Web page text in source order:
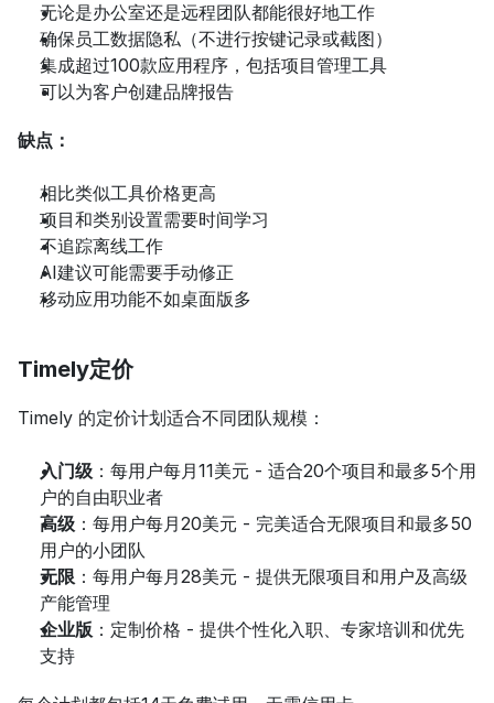
无论是办公室还是远程团队都能很好地工作
确保员工数据隐私（不进行按键记录或截图）
集成超过100款应用程序，包括项目管理工具
可以为客户创建品牌报告
缺点：
相比类似工具价格更高
项目和类别设置需要时间学习
不追踪离线工作
AI建议可能需要手动修正
移动应用功能不如桌面版多
Timely定价
Timely 的定价计划适合不同团队规模：
入门级 ：每用户每月11美元 - 适合20个项目和最多5个用
户的自由职业者
高级 ：每用户每月20美元 - 完美适合无限项目和最多50
用户的小团队
无限 ：每用户每月28美元 - 提供无限项目和用户及高级
产能管理
企业版 ：定制价格 - 提供个性化入职、专家培训和优先
支持